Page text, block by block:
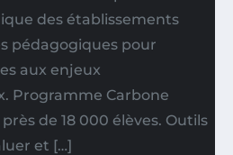
des établissements
pédagogiques pour
aux enjeux
Programme Carbone
de 18 000 élèves. Outils
et […]